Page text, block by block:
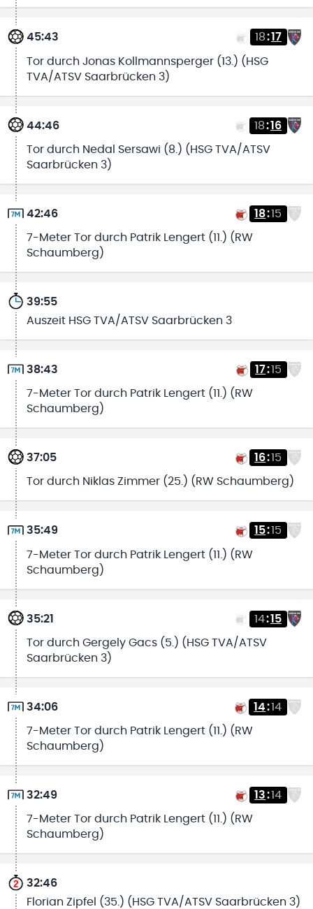
45:43 18:17
Tor durch Jonas Kollmannsperger (13.) (HSG
TVA/ATSV Saarbrücken 3)
44:46 18:16
Tor durch Nedal Sersawi (8.) (HSG TVA/ATSV
Saarbrücken 3)
42:46 18:15
7-Meter Tor durch Patrik Lengert (11.) (RW
Schaumberg)
39:55
Auszeit HSG TVA/ATSV Saarbrücken 3
38:43 17:15
7-Meter Tor durch Patrik Lengert (11.) (RW
Schaumberg)
37:05 16:15
Tor durch Niklas Zimmer (25.) (RW Schaumberg)
35:49 15:15
7-Meter Tor durch Patrik Lengert (11.) (RW
Schaumberg)
35:21 14:15
Tor durch Gergely Gacs (5.) (HSG TVA/ATSV
Saarbrücken 3)
34:06 14:14
7-Meter Tor durch Patrik Lengert (11.) (RW
Schaumberg)
32:49 13:14
7-Meter Tor durch Patrik Lengert (11.) (RW
Schaumberg)
32:46
Florian Zipfel (35.) (HSG TVA/ATSV Saarbrücken 3)